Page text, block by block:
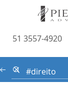
51 3557-4920